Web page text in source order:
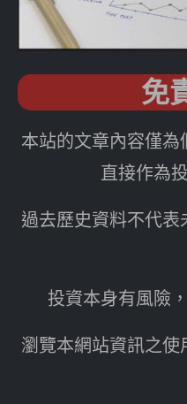
免
本站的文章內容僅
直接作為
過去歷史資料不代
投資本身有風險
瀏覽本網站資訊之